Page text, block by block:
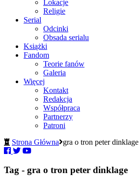
Lokacje
Religie
Serial
Odcinki
Obsada serialu
Książki
Fandom
Teorie fanów
Galeria
Więcej
Kontakt
Redakcja
Współpraca
Partnerzy
Patroni
Strona Główna gra o tron peter dinklage
Tag - gra o tron peter dinklage